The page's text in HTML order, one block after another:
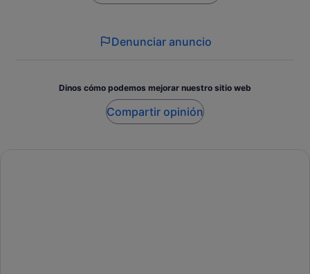
Denunciar anuncio
Dinos cómo podemos mejorar nuestro sitio web
Compartir opinión